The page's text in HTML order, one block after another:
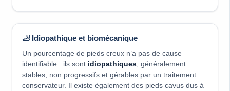
🦶 Idiopathique et biomécanique
Un pourcentage de pieds creux n’a pas de cause
identifiable : ils sont idiopathiques, généralement
stables, non progressifs et gérables par un traitement
conservateur. Il existe également des pieds cavus dus à